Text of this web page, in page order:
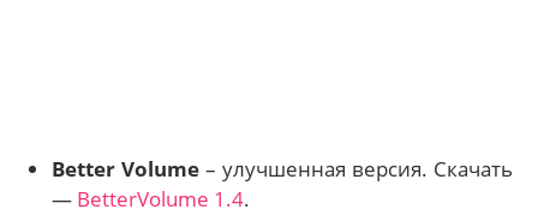
Better Volume– улучшенная версия. Скачать
— BetterVolume 1.4.